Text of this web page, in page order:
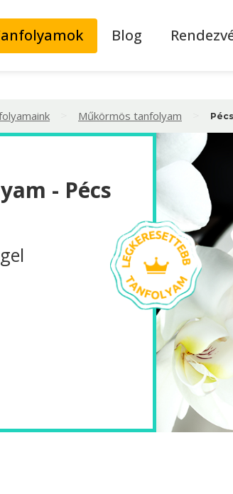
Blog
Műkörmös tanfolyam Pécs
- Pécs